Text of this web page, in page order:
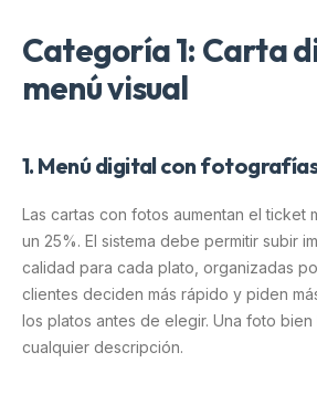
Categoría 1: Carta
menú visual
1. Menú digital con
Las cartas con fotos aumentan el ticket
un 25%. El sistema debe permitir subir
calidad para cada plato, organizadas
clientes deciden más rápido y piden
los platos antes de elegir. Una foto
cualquier descripción.